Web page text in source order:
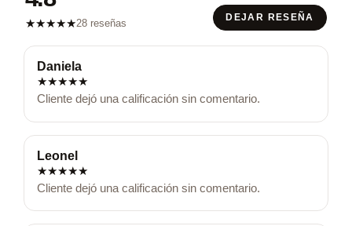
★★★★★28 reseñas
DEJAR RESEÑA
Daniela
★★★★★
Cliente dejó una calificación sin comentario.
Leonel
★★★★★
Cliente dejó una calificación sin comentario.